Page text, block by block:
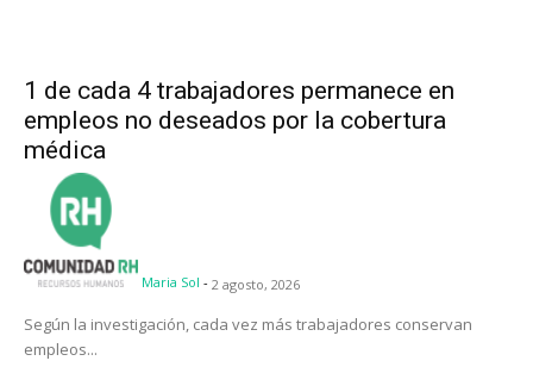
1 de cada 4 trabajadores permanece en
empleos no deseados por la cobertura
médica
Maria Sol - 2 agosto, 2026
Según la investigación, cada vez más trabajadores conservan
empleos...